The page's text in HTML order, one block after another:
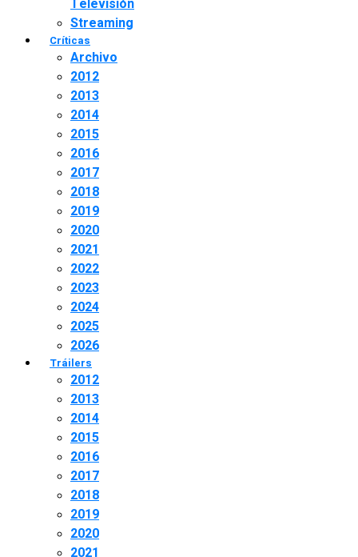
Televisión
Streaming
Críticas
Archivo
2012
2013
2014
2015
2016
2017
2018
2019
2020
2021
2022
2023
2024
2025
2026
Tráilers
2012
2013
2014
2015
2016
2017
2018
2019
2020
2021